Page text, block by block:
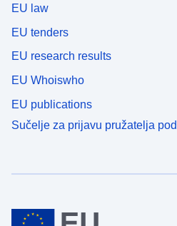
EU law
EU tenders
EU research results
EU Whoiswho
EU publications
Sučelje za prijavu pružatelja